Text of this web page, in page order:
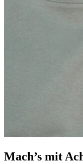
Mach’s mit